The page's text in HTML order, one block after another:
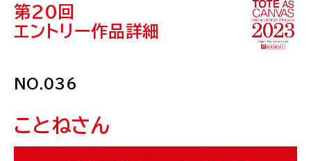
ルートート チャリティーイベント
第20回
エントリー作品詳細
NO.036
ことねさん